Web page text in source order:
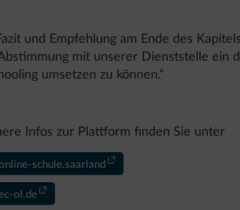
und Empfehlung am Ende des
mit unserer Dienststelle ein
umsetzen zu können.“
Infos zur Plattform finden Sie unter
schule.saarland
ol.de